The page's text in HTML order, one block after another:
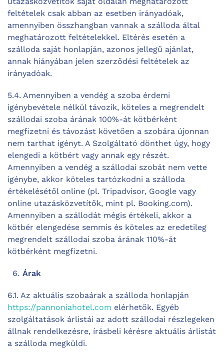
feltételek csak abban az esetben irányadóak,
amennyiben összhangban vannak a szálloda által
meghatározott feltételekkel. Eltérés esetén a
szálloda saját honlapján, azonos jellegű ajánlat,
annak hiányában jelen szerződési feltételek az
irányadóak.
5.4. Amennyiben a vendég a szoba érdemi
igénybevétele nélkül távozik, köteles a megrendelt
szállodai szoba árának 100%-át kötbérként
megfizetni és távozást követően a szobára újonnan
nem tarthat igényt. A Szolgáltató dönthet úgy, hogy
elengedi a kötbért vagy annak egy részét.
Amennyiben a vendég a szállodai szobát nem vette
igénybe, akkor köteles tartózkodni a szálloda
értékelésétől online (pl. Tripadvisor, Google vagy
online utazásközvetítők, mint pl. Booking.com).
Amennyiben a szállodát mégis értékeli, akkor a
kötbér elengedése semmis és köteles az eredetileg
megrendelt szállodai szoba árának 110%-át
kötbérként megfizetni.
Árak
6.1. Az aktuális szobaárak a szálloda honlapján
https://pannoniahotel.com elérhetők. Egyéb
szolgáltatások árlistái az adott szállodai részlegeken
állnak rendelkezésre, írásbeli kérésre aktuális árlistát
a szálloda megküldi.